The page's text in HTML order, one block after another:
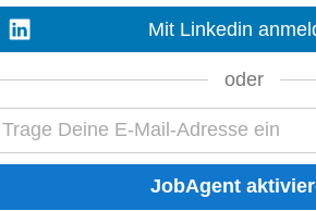
Jobs in Steiermark:
Reha
Mit Linkedin
oder